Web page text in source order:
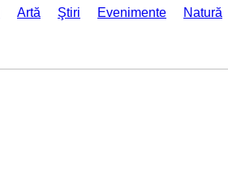
Artă Ştiri Evenimente
Natură